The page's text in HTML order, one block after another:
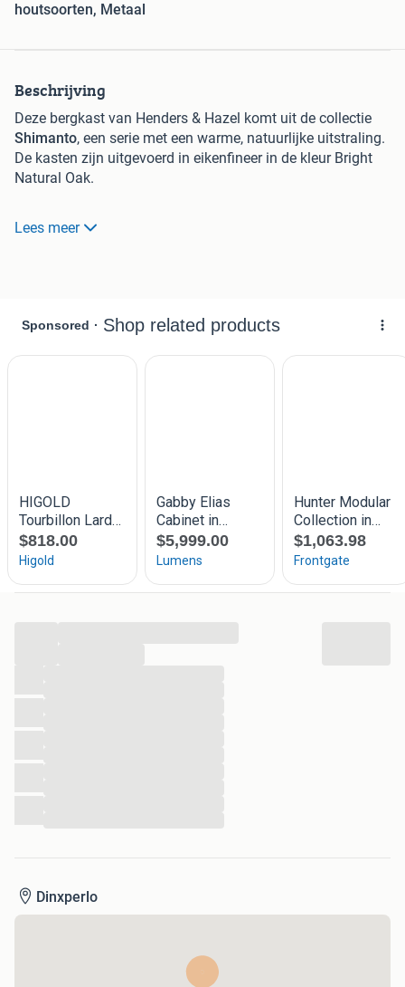
houtsoorten, Metaal
Beschrijving
Deze bergkast van Henders & Hazel komt uit de collectie
Shimanto, een serie met een warme, natuurlijke uitstraling.
De kasten zijn uitgevoerd in eikenfineer in de kleur Bright
Natural Oak.
De kast beschikt over drie kleine en één grote kastdeur,
evenals een open vak links in het midden dat sfeervol
opbergruimte.
Afmetingen: 190 x 80 x 42 cm
Lees meer
Dinxperlo